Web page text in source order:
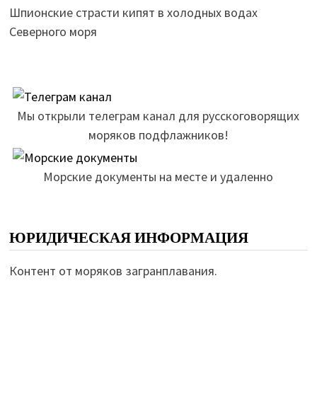
Шпионские страсти кипят в холодных водах
Северного моря
Мы открыли телеграм канал для русскоговорящих
моряков подфлажников!
Морские документы на месте и удаленно
ЮРИДИЧЕСКАЯ ИНФОРМАЦИЯ
Контент от моряков загранплавания.